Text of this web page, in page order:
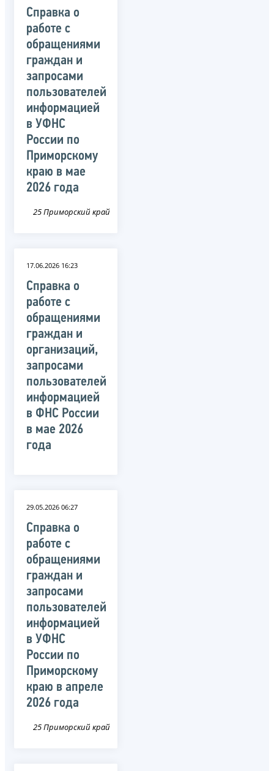
Справка о
работе с
обращениями
граждан и
запросами
пользователей
информацией
в УФНС
России по
Приморскому
краю в мае
2026 года
25 Приморский край
17.06.2026 16:23
Справка о
работе с
обращениями
граждан и
организаций,
запросами
пользователей
информацией
в ФНС России
в мае 2026
года
29.05.2026 06:27
Справка о
работе с
обращениями
граждан и
запросами
пользователей
информацией
в УФНС
России по
Приморскому
краю в апреле
2026 года
25 Приморский край